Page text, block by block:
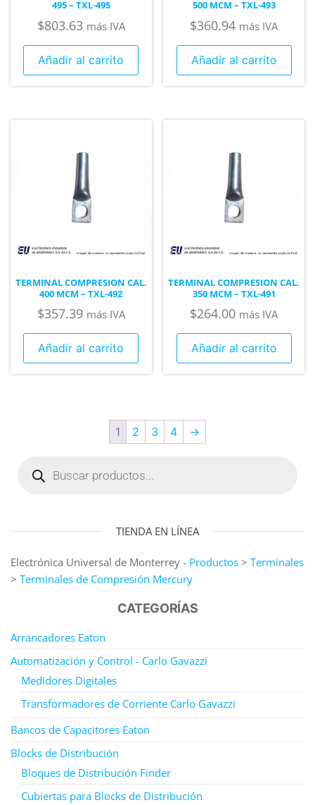
495 – TXL-495
$803.63 más IVA
Añadir al carrito
500 MCM – TXL-493
$360.94 más IVA
Añadir al carrito
TERMINAL COMPRESION CAL.
400 MCM – TXL-492
$357.39 más IVA
Añadir al carrito
TERMINAL COMPRESION CAL.
350 MCM – TXL-491
$264.00 más IVA
Añadir al carrito
1 2 3 4 →
TIENDA EN LÍNEA
Electrónica Universal de Monterrey - Productos > Terminales
> Terminales de Compresión Mercury
CATEGORÍAS
Arrancadores Eaton
Automatización y Control - Carlo Gavazzi
Medidores Digitales
Transformadores de Corriente Carlo Gavazzi
Bancos de Capacitores Eaton
Blocks de Distribución
Bloques de Distribución Finder
Cubiertas para Blocks de Distribución